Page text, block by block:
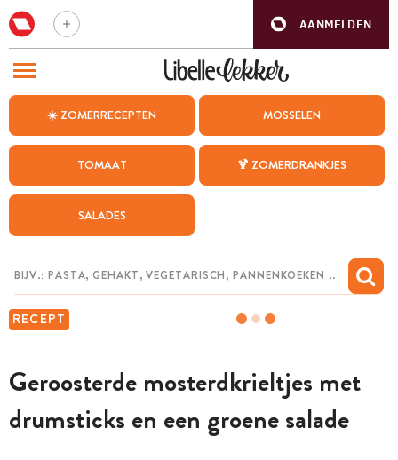
AANMELDEN
☀️ ZOMERRECEPTEN MOSSELEN
TOMAAT 🍹 ZOMERDRANKJES
SALADES
RECEPT
Geroosterde mosterdkrieltjes met
drumsticks en een groene salade
BEZOEK ONZE ANDERE WEBSITES
WEEKMENU
CHAT MET MAIA
MIJN BEWAARDE RECEPTEN